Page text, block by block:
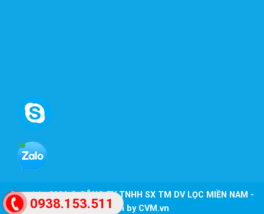
0938.153.511
Copyright 2026 ©CÔNG TY TNHH SX TM DV LỌC MIỀN NAM -
Design by CVM.vn